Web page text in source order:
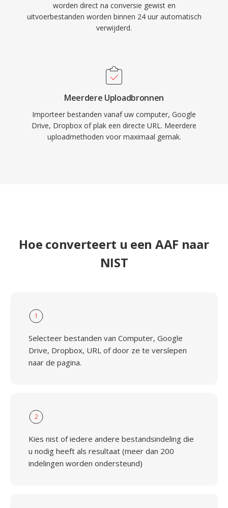
worden direct na conversie gewist en
uitvoerbestanden worden binnen 24 uur automatisch
verwijderd.
Meerdere Uploadbronnen
Importeer bestanden vanaf uw computer, Google
Drive, Dropbox of plak een directe URL. Meerdere
uploadmethoden voor maximaal gemak.
Hoe converteert u een AAF naar
NIST
1
Selecteer bestanden van Computer, Google
Drive, Dropbox, URL of door ze te verslepen
naar de pagina.
2
Kies nist of iedere andere bestandsindeling die
u nodig heeft als resultaat (meer dan 200
indelingen worden ondersteund)